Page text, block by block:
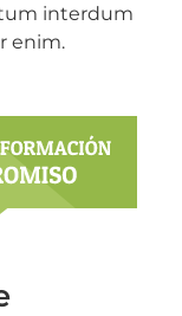
interdum
enim.